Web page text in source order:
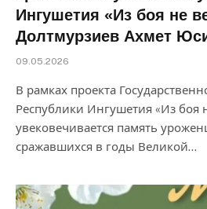
Ингушетия «Из боя не
Долтмурзиев Ахмет
09.05.2026
В рамках проекта
Республики Ингушетия «Из боя
увековечивается память
сражавшихся в годы Великой…